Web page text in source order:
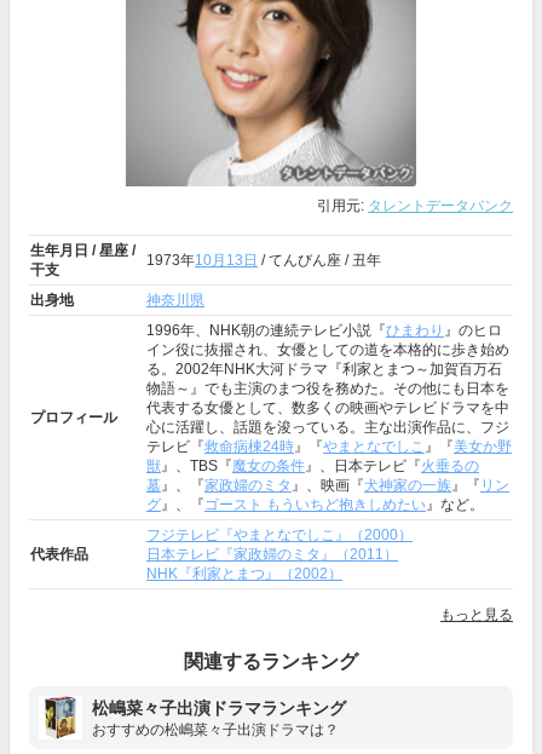
引用元: タレントデータバンク
生年月日 / 星座 /
干支
1973年10月13日 / てんびん座 / 丑年
出身地 神奈川県
プロフィール
1996年、NHK朝の連続テレビ小説『ひまわり 』のヒロ
イン役に抜擢され、女優としての道を本格的に歩き始め
る。2002年NHK大河ドラマ『利家とまつ～加賀百万石
物語～』でも主演のまつ役を務めた。その他にも日本を
代表する女優として、数多くの映画やテレビドラマを中
心に活躍し、話題を浚っている。主な出演作品に、フジ
テレビ『救命病棟24時』『やまとなでしこ 』『美女か野
獣』、TBS『魔女の条件』、日本テレビ『火垂るの
墓』、『家政婦のミタ 』、映画『犬神家の一族』『 リン
グ』、『ゴースト もういちど抱きしめたい』など。
代表作品
フジテレビ『やまとなでしこ』（2000）
日本テレビ『家政婦のミタ』（2011）
NHK『利家とまつ』（2002）
もっと見る
関連するランキング
松嶋菜々子出演ドラマランキング
おすすめの松嶋菜々子出演ドラマは？